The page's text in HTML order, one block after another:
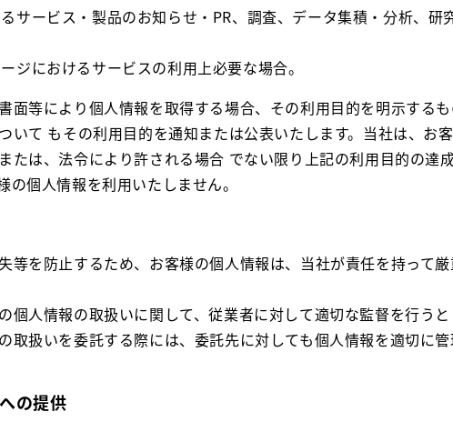
サービス・製品のお知らせ・PR、調査、データ集積・分析、研
ジにおけるサービスの利用上必要な場合。
面等により個人情報を取得する場合、その利用目的を明示する
いて もその利用目的を通知または公表いたします。当社は、お
たは、法令により許される場合 でない限り上記の利用目的の達
の個人情報を利用いたしません。
等を防止するため、お客様の個人情報は、当社が責任を持って
個人情報の取扱いに関して、従業者に対して適切な監督を行うと
取扱いを委託する際には、委託先に対しても個人情報を適切に管
の提供